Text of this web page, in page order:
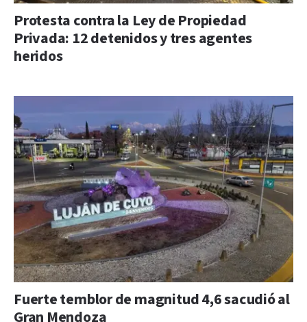
Protesta contra la Ley de Propiedad
Privada: 12 detenidos y tres agentes
heridos
Fuerte temblor de magnitud 4,6 sacudió al
Gran Mendoza